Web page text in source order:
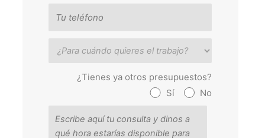
¿Tienes ya otros presupuestos?
Sí
No